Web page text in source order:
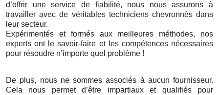
d’offrir une service de fiabilité, nous nous assurons à
travailler avec de véritables techniciens chevronnés dans
leur secteur.
Expérimentés et formés aux meilleures méthodes, nos
experts ont le savoir-faire et les compétences nécessaires
pour résoudre n’importe quel problème !
De plus, nous ne sommes associés à aucun fournisseur.
Cela nous permet d’être impartiaux et qualifiés pour